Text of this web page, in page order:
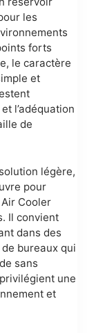
les
forts
le caractère
et
l’adéquation
de
légère,
pour
Cooler
Il convient
dans des
bureaux qui
sans
une
et